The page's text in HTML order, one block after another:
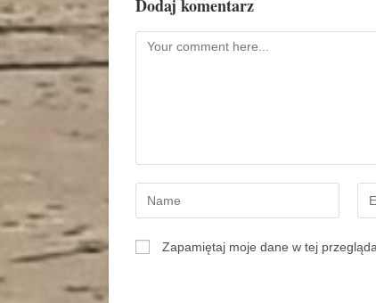
Dodaj komentarz
Zapamiętaj moje dane w tej